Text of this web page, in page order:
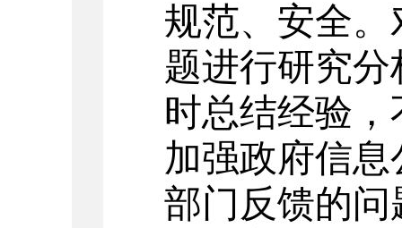
规范、安全
题进行研究
时总结经验
加强政府信
部门反馈的